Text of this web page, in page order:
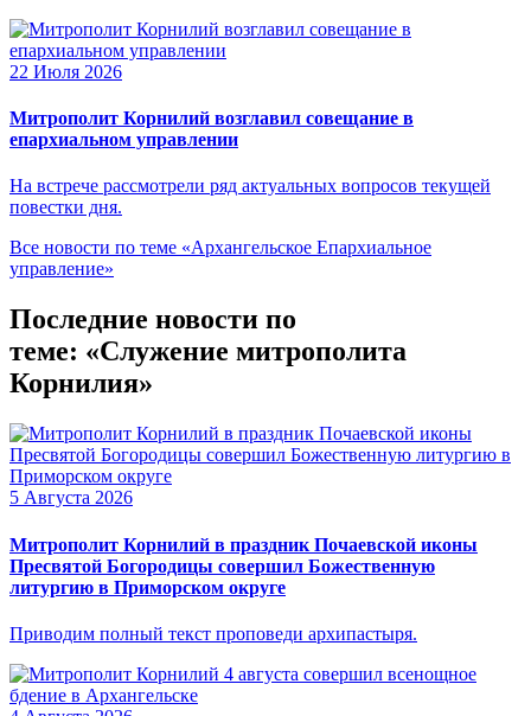
22 Июля 2026
Митрополит Корнилий возглавил совещание в
епархиальном управлении
На встрече рассмотрели ряд актуальных вопросов текущей
повестки дня.
Все новости по теме «Архангельское Епархиальное
управление»
Последние новости по
теме: «Служение митрополита
Корнилия»
5 Августа 2026
Митрополит Корнилий в праздник Почаевской иконы
Пресвятой Богородицы совершил Божественную
литургию в Приморском округе
Приводим полный текст проповеди архипастыря.